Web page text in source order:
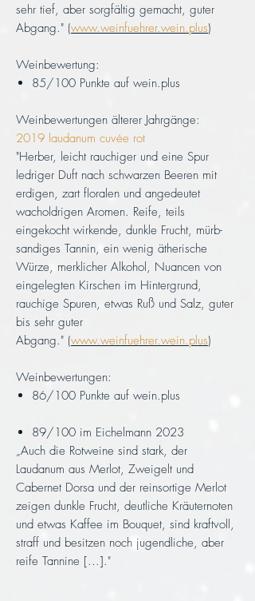
sehr tief, aber sorgfältig gemacht, guter
Abgang." (www.weinfuehrer.wein.plus)
Weinbewertung:
85/100 Punkte auf wein.plus
Weinbewertungen älterer Jahrgänge:
2019 laudanum cuvée rot
"Herber, leicht rauchiger und eine Spur
ledriger Duft nach schwarzen Beeren mit
erdigen, zart floralen und angedeutet
wacholdrigen Aromen. Reife, teils
eingekocht wirkende, dunkle Frucht, mürb-
sandiges Tannin, ein wenig ätherische
Würze, merklicher Alkohol, Nuancen von
eingelegten Kirschen im Hintergrund,
rauchige Spuren, etwas Ruß und Salz, guter
bis sehr guter
Abgang." (www.weinfuehrer.wein.plus)
Weinbewertungen:
86/100 Punkte auf wein.plus
89/100 im Eichelmann 2023
„Auch die Rotweine sind stark, der
Laudanum aus Merlot, Zweigelt und
Cabernet Dorsa und der reinsortige Merlot
zeigen dunkle Frucht, deutliche Kräuternoten
und etwas Kaffee im Bouquet, sind kraftvoll,
straff und besitzen noch jugendliche, aber
reife Tannine [...]."